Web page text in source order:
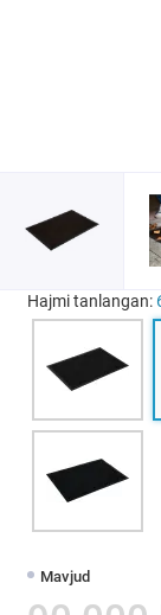
Mavjud
Hajmi tanlangan: